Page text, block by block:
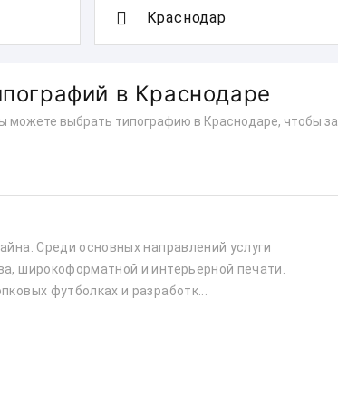
в Краснодаре
выбрать типографию в Краснодаре, чтобы
Среди основных направлений услуги
широкоформатной и интерьерной печати.
футболках и разработк...